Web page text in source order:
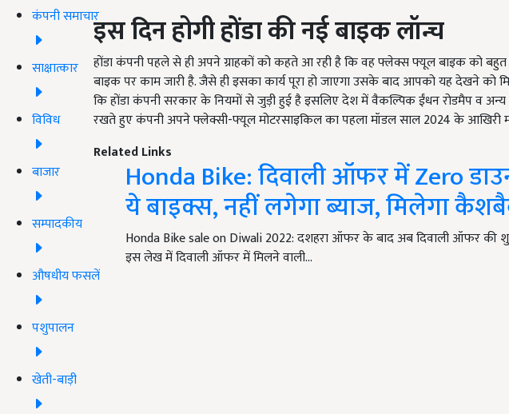
कंपनी समाचार
साक्षात्कार
विविध
बाजार
सम्पादकीय
औषधीय फसलें
पशुपालन
खेती-बाड़ी
इस दिन होगी होंडा की नई बाइक लॉन्च
होंडा कंपनी पहले से ही अपने ग्राहकों को कहते आ रही है कि वह फ्लेक्स फ्यूल बाइक को बहुत
बाइक पर काम जारी है. जैसे ही इसका कार्य पूरा हो जाएगा उसके बाद आपको यह देखने को
कि होंडा कंपनी सरकार के नियमों से जुड़ी हुई है इसलिए देश में वैकल्पिक ईंधन रोडमैप व अन्य
रखते हुए कंपनी अपने फ्लेक्सी-फ्यूल मोटरसाइकिल का पहला मॉडल साल 2024 के आखिरी
Related Links
Honda Bike: दिवाली ऑफर में Zero
ये बाइक्स, नहीं लगेगा ब्याज, मिलेगा
Honda Bike sale on Diwali 2022: दशहरा ऑफर के बाद अब दिवाली ऑफर
इस लेख में दिवाली ऑफर में मिलने वाली…